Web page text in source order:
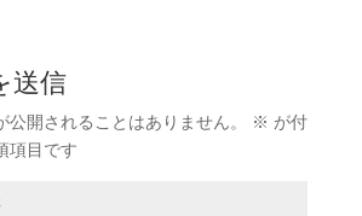
送信
公開されることはありません。 ※ が付
項目です